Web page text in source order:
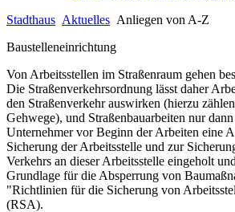
Stadthaus Aktuelles Anliegen von A-Z
Baustelleneinrichtung
Von Arbeitsstellen im Straßenraum gehen
Die Straßenverkehrsordnung lässt daher
den Straßenverkehr auswirken (hierzu
Gehwege), und Straßenbauarbeiten nur
Unternehmer vor Beginn der Arbeiten eine
Sicherung der Arbeitsstelle und zur
Verkehrs an dieser Arbeitsstelle eingeholt
Grundlage für die Absperrung von
"Richtlinien für die Sicherung von
(RSA).